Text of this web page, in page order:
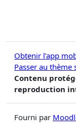
Obtenir l’app
Passer au thème
Contenu
reproduction
Fourni par